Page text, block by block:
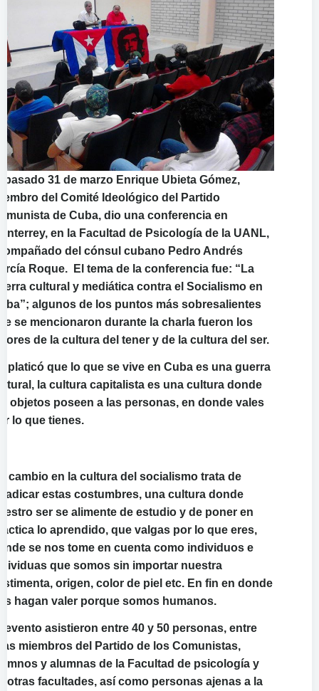
pasado 31 de marzo Enrique Ubieta Gómez,
del Comité Ideológico del Partido
de Cuba, dio una conferencia en
en la Facultad de Psicología de la UANL,
del cónsul cubano Pedro Andrés
Roque. El tema de la conferencia fue: “La
cultural y mediática contra el Socialismo en
algunos de los puntos más sobresalientes
se mencionaron durante la charla fueron los
de la cultura del tener y de la cultura del ser.
platicó que lo que se vive en Cuba es una guerra
la cultura capitalista es una cultura donde
objetos poseen a las personas, en donde vales
lo que tienes.
cambio en la cultura del socialismo trata de
estas costumbres, una cultura donde
ser se alimente de estudio y de poner en
lo aprendido, que valgas por lo que eres,
se nos tome en cuenta como individuos e
que somos sin importar nuestra
origen, color de piel etc. En fin en donde
hagan valer porque somos humanos.
evento asistieron entre 40 y 50 personas, entre
miembros del Partido de los Comunistas,
y alumnas de la Facultad de psicología y
otras facultades, así como personas ajenas a la